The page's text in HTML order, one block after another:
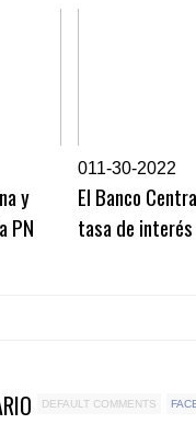
y
PN
011-30-2022
El Banco
tasa de
DEFAULT COMMENTS